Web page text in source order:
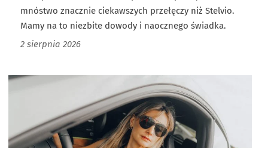
mnóstwo znacznie ciekawszych przełęczy niż Stelvio.
Mamy na to niezbite dowody i naocznego świadka.
2 sierpnia 2026